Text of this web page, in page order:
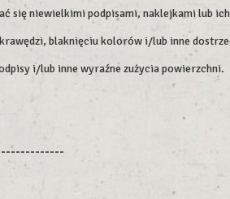
się niewielkimi podpisami, naklejkami lub
blaknięciu kolorów i/lub inne
i/lub inne wyraźne zużycia powierzchni.